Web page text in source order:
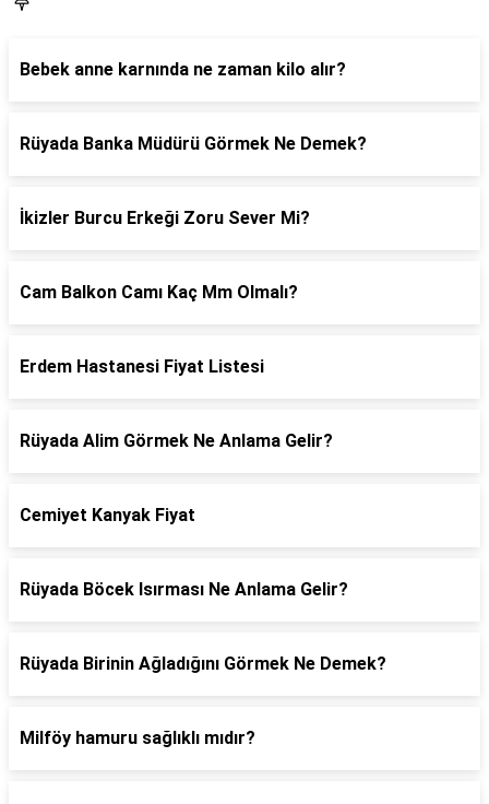
Bebek anne karnında ne zaman kilo alır?
Rüyada Banka Müdürü Görmek Ne Demek?
İkizler Burcu Erkeği Zoru Sever Mi?
Cam Balkon Camı Kaç Mm Olmalı?
Erdem Hastanesi Fiyat Listesi
Rüyada Alim Görmek Ne Anlama Gelir?
Cemiyet Kanyak Fiyat
Rüyada Böcek Isırması Ne Anlama Gelir?
Rüyada Birinin Ağladığını Görmek Ne Demek?
Milföy hamuru sağlıklı mıdır?